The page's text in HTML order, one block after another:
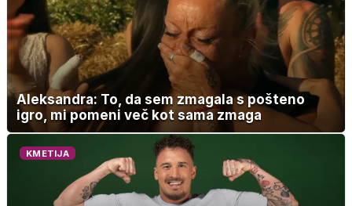
Aleksandra: To, da sem zmagala s pošteno
igro, mi pomeni več kot sama zmaga
KMETIJA